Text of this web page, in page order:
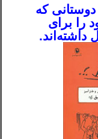
دوستانی که
را برای
داشته‌اند.